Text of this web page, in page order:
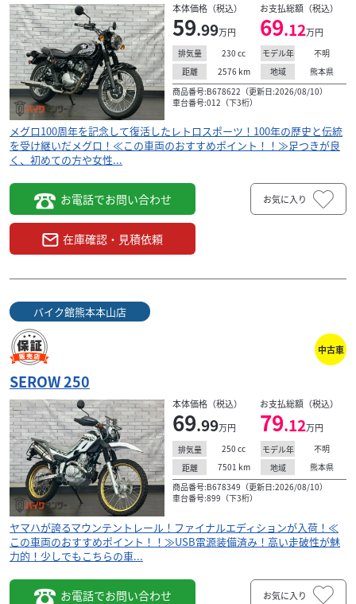
本体価格（税込）
59.99万円
お支払総額（税込）
69.12万円
排気量 230 cc モデル年
不明
距離
2576 km 地域
熊本県
商品番号:B678622（更新日:2026/08/10）
車台番号:012（下3桁）
メグロ100周年を記念して復活したレトロスポーツ！100年の歴史と伝統
を受け継いだメグロ！≪この車両のおすすめポイント！！≫足つきが良
く、初めての方や女性...
お電話でお問い合わせ
在庫確認・見積依頼
お気に入り
バイク館熊本本山店
中古車
SEROW 250
本体価格（税込）
69.99万円
お支払総額（税込）
79.12万円
排気量 250 cc モデル年
不明
距離
7501 km 地域
熊本県
商品番号:B678349（更新日:2026/08/10）
車台番号:899（下3桁）
ヤマハが誇るマウンテントレール！ファイナルエディションが入荷！≪
この車両のおすすめポイント！！≫USB電源装備済み！高い走破性が魅
力的！少しでもこちらの車...
お電話でお問い合わせ お気に入り